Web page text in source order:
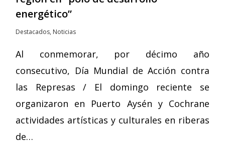
energético”
Destacados, Noticias
Al conmemorar, por décimo año
consecutivo, Día Mundial de Acción contra
las Represas / El domingo reciente se
organizaron en Puerto Aysén y Cochrane
actividades artísticas y culturales en riberas
de…